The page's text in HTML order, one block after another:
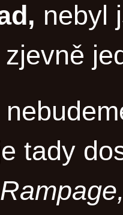
nebyl
zjevně
tady